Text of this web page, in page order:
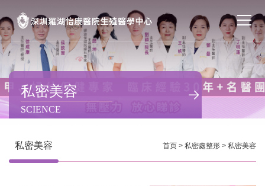
首页
私密處整形
不孕不育
私密美容
SCIENCE
私密美容 首页 > 私密處整形 > 私密美容